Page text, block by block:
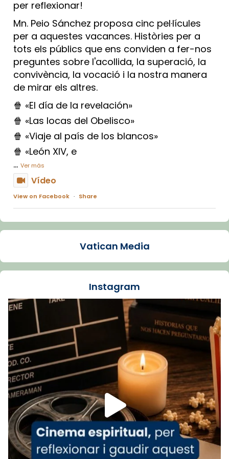
per reflexionar!
Mn. Peio Sánchez proposa cinc pel·lícules
per a aquestes vacances. Històries per a
tots els públics que ens conviden a fer-nos
preguntes sobre l'acollida, la superació, la
convivència, la vocació i la nostra manera
de mirar els altres.
🍿 «El día de la revelación»
🍿 «Las locas del Obelisco»
🍿 «Viaje al país de los blancos»
🍿 «León XIV, e
... Ver más
Vídeo
View on Facebook · Share
Arquebisbat de Barcelona
La Carmina va patir depressió. Fa gairebé
dos mesos, a l'Estadi Lluís Companys, la
Recupera l'entrevista comp
Vatican
tican News 👇
www.vaticannews.va/es/iglesia/news/2026-
07/carmina-historia-depresion-papa-viaje-
espana-testimoni...
Foto
View on Facebook · Share
Arquebisbat de Barcelona
2 weeks ago
«Avui les santes Juliana i Semproniana ens
Vatican Media
Instagram